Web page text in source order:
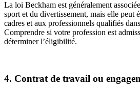
La loi Beckham est généralement
sport et du divertissement, mais elle peut
cadres et aux professionnels qualifiés
Comprendre si votre profession est
déterminer l’éligibilité.
4. Contrat de travail ou